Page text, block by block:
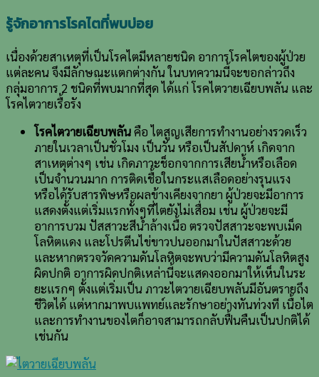
รู้จักอาการโรคไตที่พบบ่อย
เนื่องด้วยสาเหตุที่เป็นโรคไตมีหลายชนิด อาการโรคไตของผู้ป่วย
แต่ละคน จึงมีลักษณะแตกต่างกัน ในบทความนี้จะขอกล่าวถึง
กลุ่มอาการ 2 ชนิดที่พบมากที่สุด ได้แก่ โรคไตวายเฉียบพลัน และ
โรคไตวายเรื้อรัง
โรคไตวายเฉียบพลันคือ ไตสูญเสียการทำงานอย่างรวดเร็ว
ภายในเวลาเป็นชั่วโมง เป็นวัน หรือเป็นสัปดาห์ เกิดจาก
สาเหตุต่างๆ เช่น เกิดภาวะช็อกจากการเสียน้ำหรือเลือด
เป็นจำนวนมาก การติดเชื้อในกระแสเลือดอย่างรุนแรง
หรือได้รับสารพิษหรือผลข้างเคียงจากยา ผู้ป่วยจะมีอาการ
แสดงตั้งแต่เริ่มแรกทั้งๆที่ไตยังไม่เสื่อม เช่น ผู้ป่วยจะมี
อาการบวม ปัสสาวะสีน้ำล้างเนื้อ ตรวจปัสสาวะจะพบเม็ด
โลหิตแดง และโปรตีนไข่ขาวปนออกมาในปัสสาวะด้วย
และหากตรวจวัดความดันโลหิตจะพบว่ามีความดันโลหิตสูง
ผิดปกติ อาการผิดปกติเหล่านี้จะแสดงออกมาให้เห็นในระ
ยะแรกๆ ตั้งแต่เริ่มเป็น ภาวะไตวายเฉียบพลันมีอันตรายถึง
ชีวิตได้ แต่หากมาพบแพทย์และรักษาอย่างทันท่วงที เนื้อไต
และการทำงานของไตก็อาจสามารถกลับฟื้นคืนเป็นปกติได้
เช่นกัน